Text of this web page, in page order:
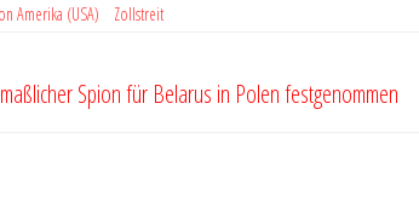
Amerika (USA)
Zollstreit
Spion für Belarus in Polen festgenommen